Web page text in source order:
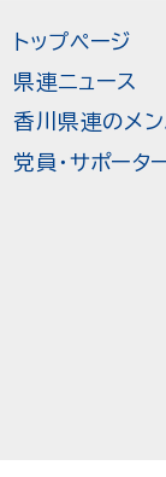
トップページ
県連ニュース
香川県連のメン
党員・サポータ